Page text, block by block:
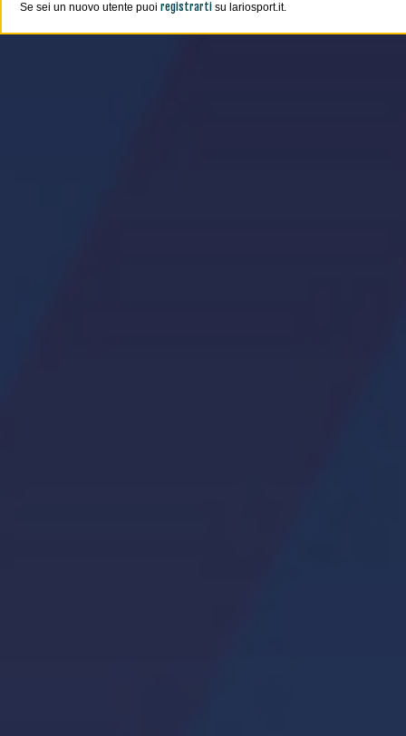
Se sei un nuovo utente puoi registrarti su lariosport.it.